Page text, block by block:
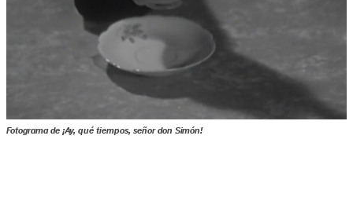
Fotograma de ¡Ay, qué tiempos, señor don Simón!